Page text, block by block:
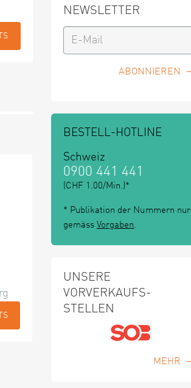
NEWSLETTER
ABONNIEREN
BESTELL-HOTLINE
Schweiz
0900 441 441
(CHF 1.00/Min.)*
* Publikation der Nummern nur
gemäss Vorgaben.
UNSERE
VORVERKAUFS-
STELLEN
MEHR